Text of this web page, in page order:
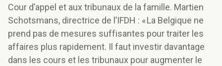
Cour d’appel et aux tribunaux de la famille. Martien
Schotsmans, directrice de l’IFDH : « La Belgique ne
prend pas de mesures suffisantes pour traiter les
affaires plus rapidement. Il faut investir davantage
dans les cours et les tribunaux pour augmenter le